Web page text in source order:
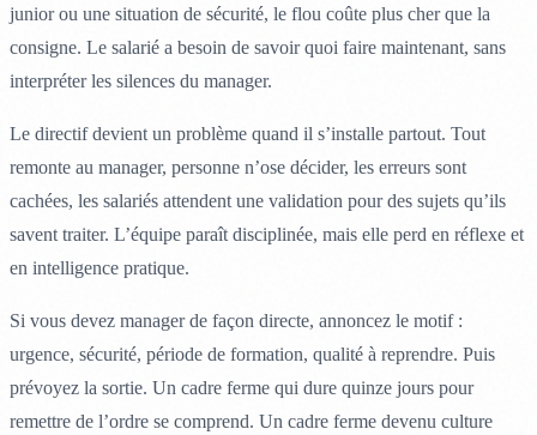
junior ou une situation de sécurité, le flou coûte plus cher que la
consigne. Le salarié a besoin de savoir quoi faire maintenant, sans
interpréter les silences du manager.
Le directif devient un problème quand il s’installe partout. Tout
remonte au manager, personne n’ose décider, les erreurs sont
cachées, les salariés attendent une validation pour des sujets qu’ils
savent traiter. L’équipe paraît disciplinée, mais elle perd en réflexe et
en intelligence pratique.
Si vous devez manager de façon directe, annoncez le motif :
urgence, sécurité, période de formation, qualité à reprendre. Puis
prévoyez la sortie. Un cadre ferme qui dure quinze jours pour
remettre de l’ordre se comprend. Un cadre ferme devenu culture